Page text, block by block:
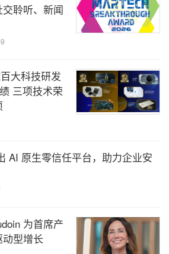
聆听、新闻
大科技研发
三项技术荣
AI 原生零信任平台，助力企业安
为首席产
型增长